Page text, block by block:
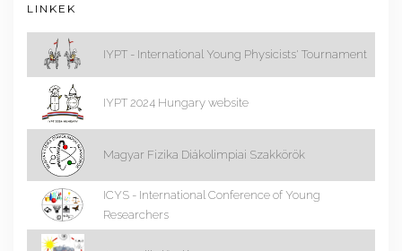
LINKEK
IYPT - International Young Physicists' Tournament
IYPT 2024 Hungary website
Magyar Fizika Diákolimpiai Szakkörök
ICYS - International Conference of Young
Researchers